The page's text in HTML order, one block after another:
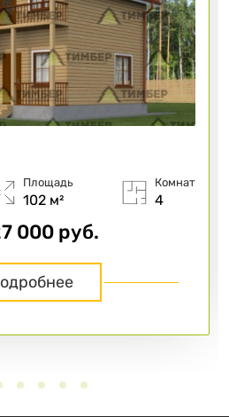
Площадь
102 м²
Комнат
4
000 руб.